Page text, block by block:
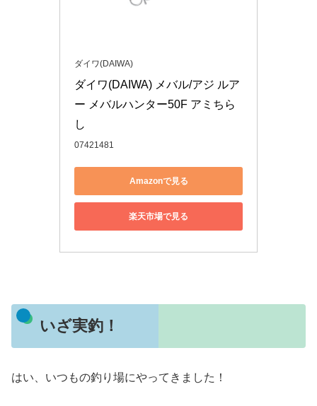
ダイワ(DAIWA)
ダイワ(DAIWA) メバル/アジ ルア
ー メバルハンター50F アミちら
し
07421481
Amazonで見る
楽天市場で見る
いざ実釣！
はい、いつもの釣り場にやってきました！